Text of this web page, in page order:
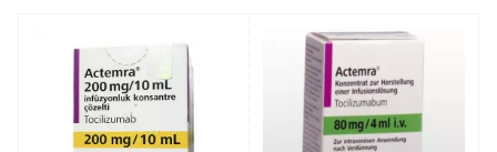
можете оформить бронирование на сайте или
заказать по телефону
8 800 301 52 86(бесплатно
с любого телефона по РФ)